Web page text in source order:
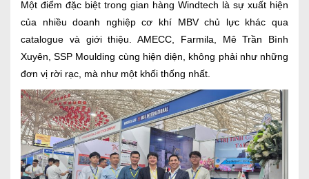
Một điểm đặc biệt trong gian hàng Windtech là sự xuất hiện
của nhiều doanh nghiệp cơ khí MBV chủ lực khác qua
catalogue và giới thiệu. AMECC, Farmila, Mê Trần Bình
Xuyên, SSP Moulding cùng hiện diện, không phải như những
đơn vị rời rạc, mà như một khối thống nhất.